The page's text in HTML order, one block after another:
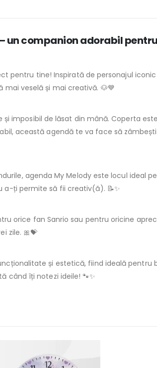
un companion adorabil
pentru tine! Inspirată de personajul iconic
veselă și mai creativă. 🐶💙
imposibil de lăsat din mână. Coperta
această agendă te va face să
agenda My Melody este locul ideal
a-ți permite să fii creativ(ă). 📝✨
orice fan Sanrio sau pentru oricine
zile. 🎀💝
și estetică, fiind ideală pentru
când îți notezi ideile! 🐾✨